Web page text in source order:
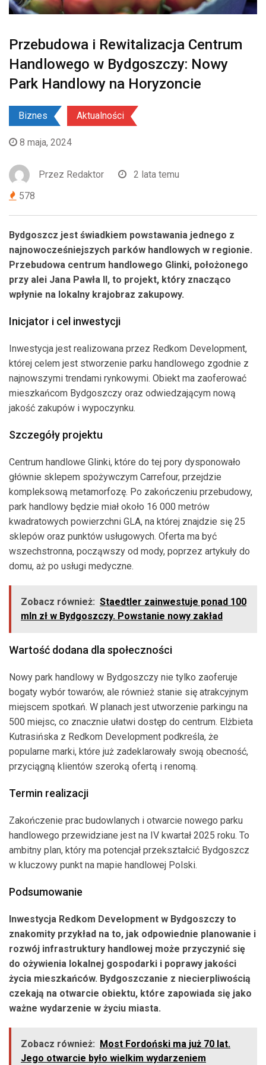
Przebudowa i Rewitalizacja Centrum
Handlowego w Bydgoszczy: Nowy
Park Handlowy na Horyzoncie
Biznes Aktualności
8 maja, 2024
Przez Redaktor
2 lata temu
578
Bydgoszcz jest świadkiem powstawania jednego z
najnowocześniejszych parków handlowych w regionie.
Przebudowa centrum handlowego Glinki, położonego
przy alei Jana Pawła II, to projekt, który znacząco
wpłynie na lokalny krajobraz zakupowy.
Inicjator i cel inwestycji
Inwestycja jest realizowana przez Redkom Development,
której celem jest stworzenie parku handlowego zgodnie z
najnowszymi trendami rynkowymi. Obiekt ma zaoferować
mieszkańcom Bydgoszczy oraz odwiedzającym nową
jakość zakupów i wypoczynku.
Szczegóły projektu
Centrum handlowe Glinki, które do tej pory dysponowało
głównie sklepem spożywczym Carrefour, przejdzie
kompleksową metamorfozę. Po zakończeniu przebudowy,
park handlowy będzie miał około 16 000 metrów
kwadratowych powierzchni GLA, na której znajdzie się 25
sklepów oraz punktów usługowych. Oferta ma być
wszechstronna, począwszy od mody, poprzez artykuły do
domu, aż po usługi medyczne.
Zobacz również: Staedtler zainwestuje ponad 100
mln zł w Bydgoszczy. Powstanie nowy zakład
Wartość dodana dla społeczności
Nowy park handlowy w Bydgoszczy nie tylko zaoferuje
bogaty wybór towarów, ale również stanie się atrakcyjnym
miejscem spotkań. W planach jest utworzenie parkingu na
500 miejsc, co znacznie ułatwi dostęp do centrum. Elżbieta
Kutrasińska z Redkom Development podkreśla, że
popularne marki, które już zadeklarowały swoją obecność,
przyciągną klientów szeroką ofertą i renomą.
Termin realizacji
Zakończenie prac budowlanych i otwarcie nowego parku
handlowego przewidziane jest na IV kwartał 2025 roku. To
ambitny plan, który ma potencjał przekształcić Bydgoszcz
w kluczowy punkt na mapie handlowej Polski.
Podsumowanie
Inwestycja Redkom Development w Bydgoszczy to
znakomity przykład na to, jak odpowiednie planowanie i
rozwój infrastruktury handlowej może przyczynić się
do ożywienia lokalnej gospodarki i poprawy jakości
życia mieszkańców. Bydgoszczanie z niecierpliwością
czekają na otwarcie obiektu, które zapowiada się jako
ważne wydarzenie w życiu miasta.
Zobacz również: Most Fordoński ma już 70 lat.
Jego otwarcie było wielkim wydarzeniem